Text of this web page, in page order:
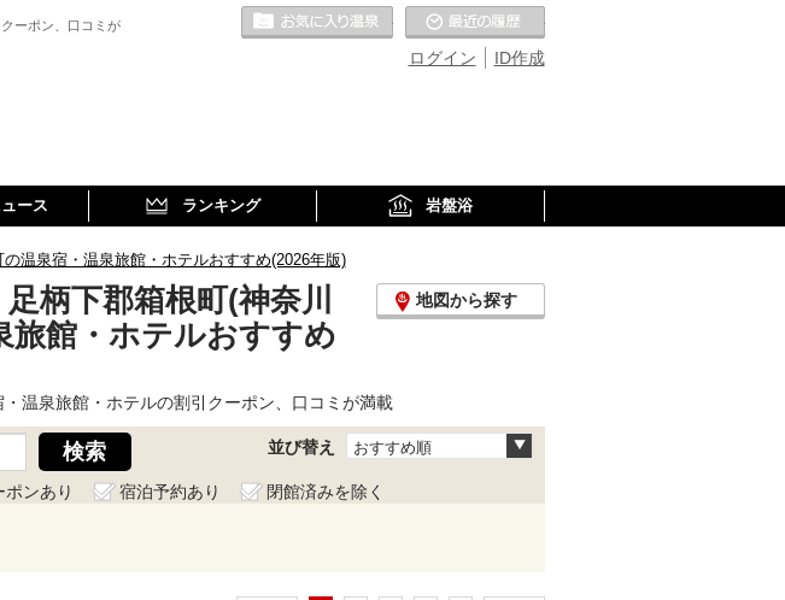
ーポン、口コミが
ID作成
ログイン
お気に入りの温泉
ース ランキング 岩盤浴
の温泉宿・温泉旅館・ホテルおすすめ(2026年版)
柄下郡箱根町(神奈川
旅館・ホテルおすすめ
地図から探す
温泉旅館・ホテルの割引クーポン、口コミが満載
並び替え おすすめ順
ポンあり 宿泊予約あり
閉館済みを除く